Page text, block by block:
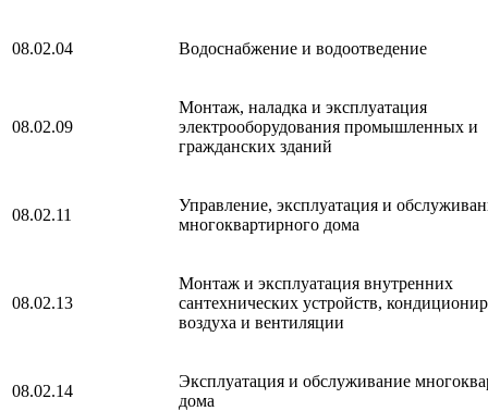
08.02.04 Водоснабжение и водоотведение
08.02.09
Монтаж, наладка и эксплуатация
электрооборудования промышленных и
гражданских зданий
08.02.11
Управление, эксплуатация и
многоквартирного дома
08.02.13
Монтаж и эксплуатация внутренних
сантехнических устройств,
воздуха и вентиляции
08.02.14
Эксплуатация и обслуживание
дома